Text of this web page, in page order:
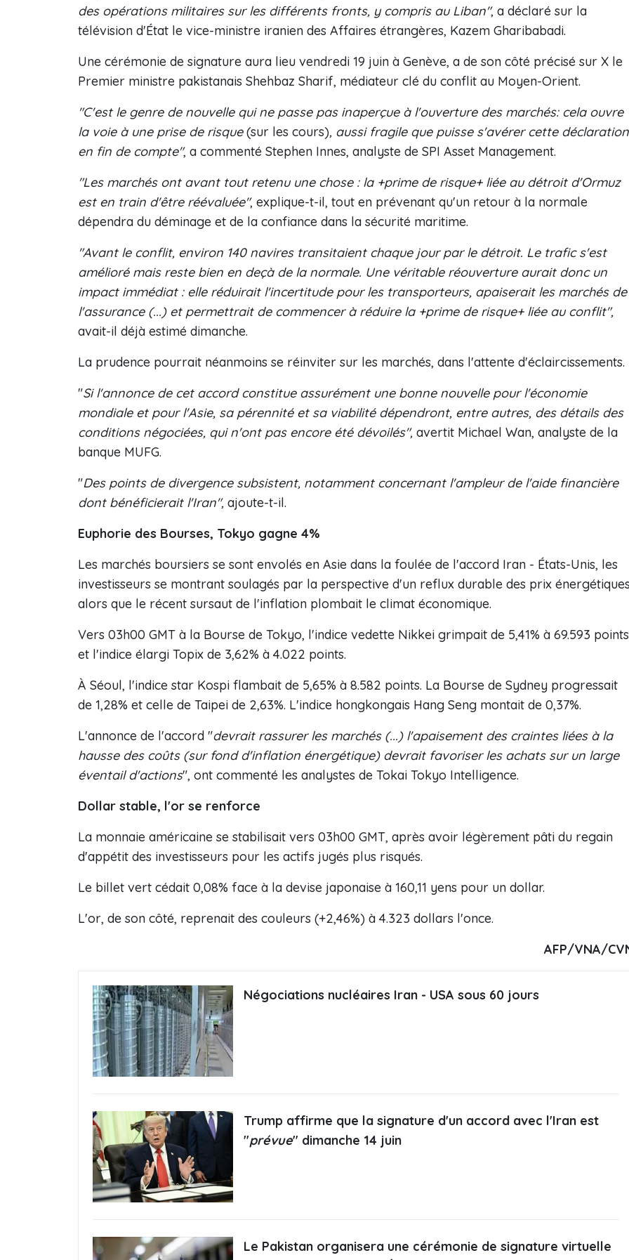
des opérations militaires sur les différents fronts, y compris au Liban", a déclaré sur la
télévision d'État le vice-ministre iranien des Affaires étrangères, Kazem Gharibabadi.
Une cérémonie de signature aura lieu vendredi 19 juin à Genève, a de son côté précisé sur X le
Premier ministre pakistanais Shehbaz Sharif, médiateur clé du conflit au Moyen-Orient.
"C'est le genre de nouvelle qui ne passe pas inaperçue à l'ouverture des marchés: cela ouvre
la voie à une prise de risque(sur les cours), aussi fragile que puisse s'avérer cette déclaration
en fin de compte", a commenté Stephen Innes, analyste de SPI Asset Management.
"Les marchés ont avant tout retenu une chose : la +prime de risque+ liée au détroit d'Ormuz
est en train d'être réévaluée", explique-t-il, tout en prévenant qu'un retour à la normale
dépendra du déminage et de la confiance dans la sécurité maritime.
"Avant le conflit, environ 140 navires transitaient chaque jour par le détroit. Le trafic s'est
amélioré mais reste bien en deçà de la normale. Une véritable réouverture aurait donc un
impact immédiat : elle réduirait l'incertitude pour les transporteurs, apaiserait les marchés de
l'assurance (...) et permettrait de commencer à réduire la +prime de risque+ liée au conflit",
avait-il déjà estimé dimanche.
La prudence pourrait néanmoins se réinviter sur les marchés, dans l'attente d'éclaircissements.
"Si l'annonce de cet accord constitue assurément une bonne nouvelle pour l'économie
mondiale et pour l'Asie, sa pérennité et sa viabilité dépendront, entre autres, des détails des
conditions négociées, qui n'ont pas encore été dévoilés", avertit Michael Wan, analyste de la
banque MUFG.
"Des points de divergence subsistent, notamment concernant l'ampleur de l'aide financière
dont bénéficierait l'Iran", ajoute-t-il.
Euphorie des Bourses, Tokyo gagne 4%
Les marchés boursiers se sont envolés en Asie dans la foulée de l'accord Iran - États-Unis, les
investisseurs se montrant soulagés par la perspective d'un reflux durable des prix
alors que le récent sursaut de l'inflation plombait le climat économique.
Vers 03h00 GMT à la Bourse de Tokyo, l'indice vedette Nikkei grimpait de 5,41% à 69.593
et l'indice élargi Topix de 3,62% à 4.022 points.
À Séoul, l'indice star Kospi flambait de 5,65% à 8.582 points. La Bourse de Sydney progressait
de 1,28% et celle de Taipei de 2,63%. L'indice hongkongais Hang Seng montait de 0,37%.
L'annonce de l'accord "devrait rassurer les marchés (...) l'apaisement des craintes liées à la
hausse des coûts (sur fond d'inflation énergétique) devrait favoriser les achats sur un large
éventail d'actions", ont commenté les analystes de Tokai Tokyo Intelligence.
Dollar stable, l'or se renforce
La monnaie américaine se stabilisait vers 03h00 GMT, après avoir légèrement pâti du regain
d'appétit des investisseurs pour les actifs jugés plus risqués.
Le billet vert cédait 0,08% face à la devise japonaise à 160,11 yens pour un dollar.
L'or, de son côté, reprenait des couleurs (+2,46%) à 4.323 dollars l'once.
AFP/VNA/
Négociations nucléaires Iran ‑ USA sous 60 jours
Trump affirme que la signature d'un accord avec l'Iran est
"prévue" dimanche 14 juin
Le Pakistan organisera une cérémonie de signature virtuelle